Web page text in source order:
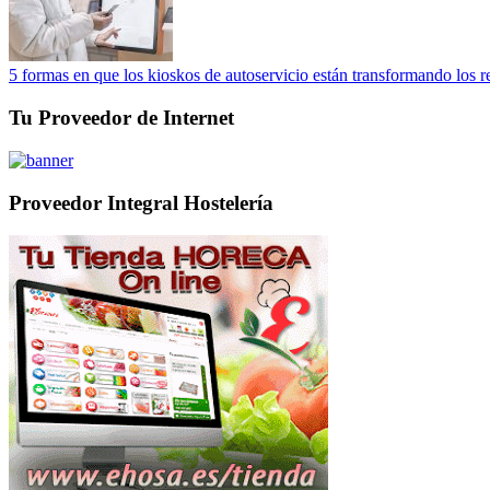
5 formas en que los kioskos de autoservicio están transformando los
Tu Proveedor de Internet
Proveedor Integral Hostelería